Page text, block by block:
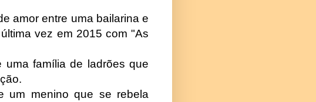
amor entre uma bailarina e
vez em 2015 com "As
uma família de ladrões que
um menino que se rebela